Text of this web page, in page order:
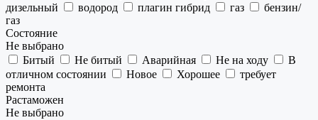
дизельный
водород плагин гибрид газ
бензин/
газ
Состояние
Не выбрано
Битый
Не битый Аварийная Не на ходу
В
отличном состоянии
Новое Хорошее
требует
ремонта
Растаможен
Не выбрано